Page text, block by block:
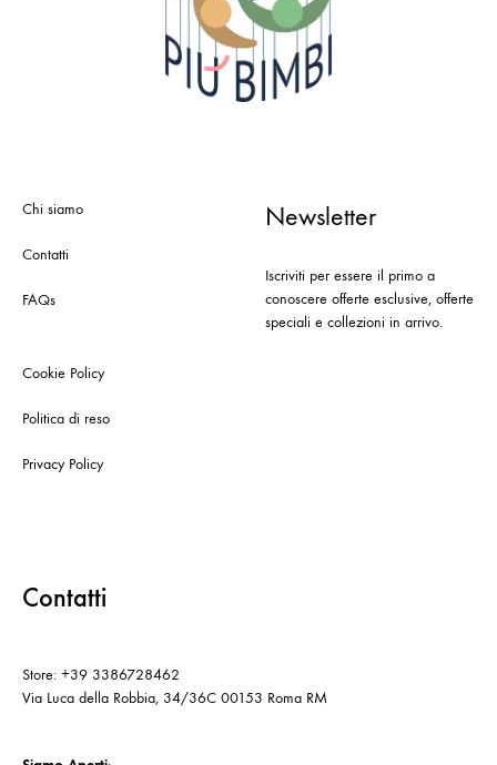
Chi siamo
Contatti
FAQs
Cookie Policy
Politica di reso
Privacy Policy
Newsletter
Iscriviti per essere il primo a
conoscere offerte esclusive, offerte
speciali e collezioni in arrivo.
Contatti
Store: +39 3386728462
Via Luca della Robbia, 34/36C 00153 Roma RM